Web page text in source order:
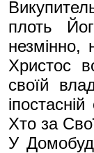
плоть
незмінно,
Христос
своїй
Хто за
У